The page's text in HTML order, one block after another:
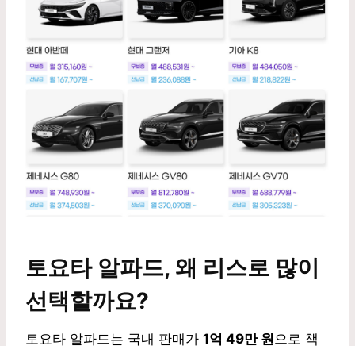
토요타 알파드, 왜 리스로 많이
선택할까요?
토요타 알파드는 국내 판매가 1억 49만 원으로 책